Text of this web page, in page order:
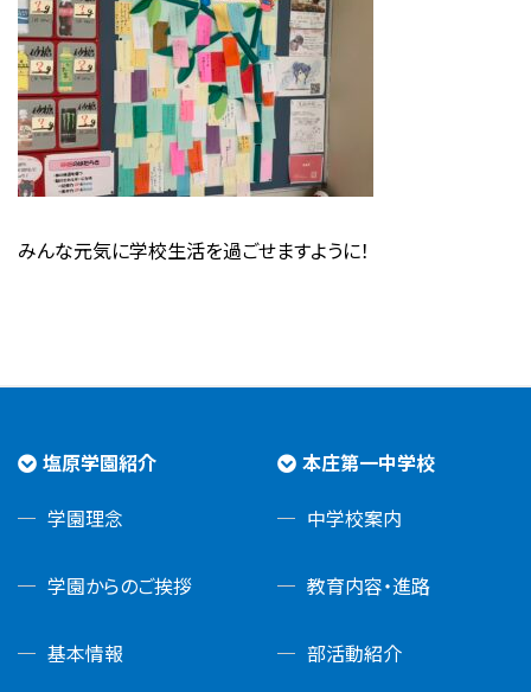
みんな元気に学校生活を過ごせますように！
塩原学園紹介
学園理念
学園からのご挨拶
基本情報
本庄第一中学校
中学校案内
教育内容・進路
部活動紹介